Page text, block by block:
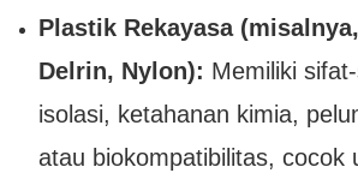
Plastik Rekayasa
Delrin, Nylon): Memiliki
isolasi, ketahanan kimia,
atau biokompatibilitas, cocok